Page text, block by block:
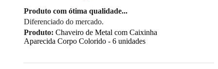
Produto com ótima qualidade...
Diferenciado do mercado.
Produto: Chaveiro de Metal com Caixinha
Aparecida Corpo Colorido - 6 unidades